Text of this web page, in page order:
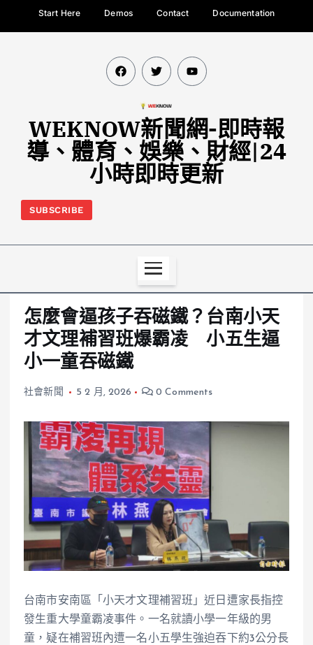
Start Here Demos Contact Documentation
WEKNOW新聞網-即時報
導、體育、娛樂、財經|24
小時即時更新
SUBSCRIBE
怎麼會逼孩子吞磁鐵？台南小天
才文理補習班爆霸凌 小五生逼
小一童吞磁鐵
社會新聞 5 2 月, 2026 0 Comments
台南市安南區「小天才文理補習班」近日遭家長指控
發生重大學童霸凌事件。一名就讀小學一年級的男
童，疑在補習班內遭一名小五學生強迫吞下約3公分長